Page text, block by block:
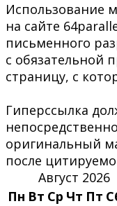
Использование
на сайте
письменного
с обязательной
страницу, с
Гиперссылка
оригинальный
после
Август 2026
Пн Вт Ср Чт Пт